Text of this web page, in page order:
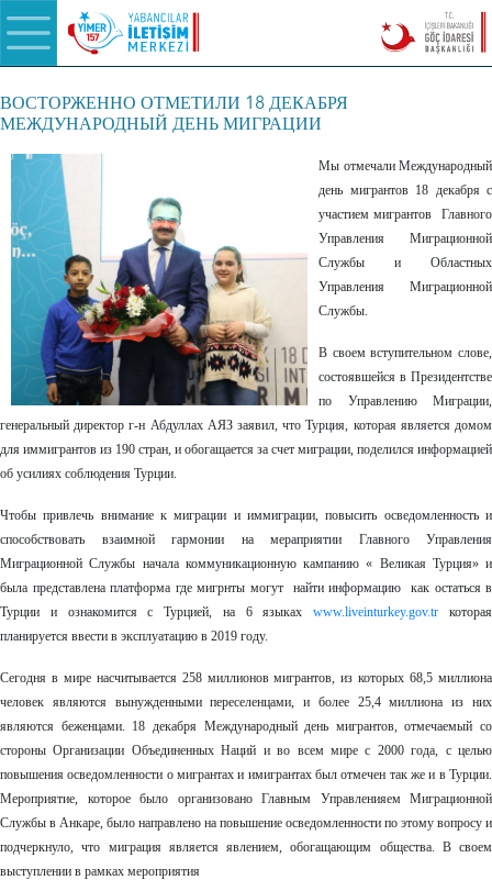
ВОСТОРЖЕННО ОТМЕТИЛИ 18 ДЕКАБРЯ
МЕЖДУНАРОДНЫЙ ДЕНЬ МИГРАЦИИ
Мы отмечали Международный
день мигрантов 18 декабря с
участием мигрантов Главного
Управления Миграционной
Службы и Областных
Управления Миграционной
Службы.
В своем вступительном слове,
состоявшейся в Президентстве
по Управлению Миграции,
генеральный директор г-н Абдуллах АЯЗ заявил, что Турция, которая является домом
для иммигрантов из 190 стран, и обогащается за счет миграции, поделился информацией
об усилиях соблюдения Турции.
Чтобы привлечь внимание к миграции и иммиграции, повысить осведомленность и
способствовать взаимной гармонии на мераприятии Главного Управления
Миграционной Службы начала коммуникационную кампанию « Великая Турция» и
была представлена платформа где мигрнты могут найти информацию как остаться в
Турции и ознакомится с Турцией, на 6 языкахwww.liveinturkey.gov.tr которая
планируется ввести в эксплуатацию в 2019 году.
Сегодня в мире насчитывается 258 миллионов мигрантов, из которых 68,5 миллиона
человек являются вынужденными переселенцами, и более 25,4 миллиона из них
являются беженцами. 18 декабря Международный день мигрантов, отмечаемый со
стороны Организации Объединенных Наций и во всем мире с 2000 года, с целью
повышения осведомленности о мигрантах и имигрантах был отмечен так же и в Турции.
Мероприятие, которое было организовано Главным Управленияем Миграционной
Службы в Анкаре, было направлено на повышение осведомленности по этому вопросу и
подчеркнуло, что миграция является явлением, обогащающим общества. В своем
выступлении в рамках мероприятия